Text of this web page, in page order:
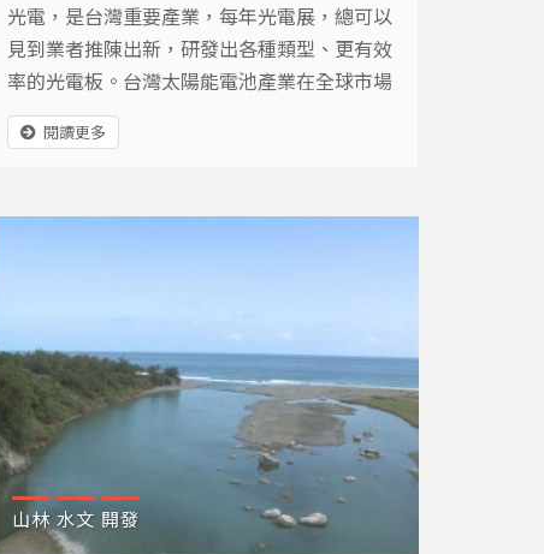
光電，是台灣重要產業，每年光電展，總可以
見到業者推陳出新，研發出各種類型、更有效
率的光電板。台灣太陽能電池產業在全球市場
排名第二，每年產量超過10GW，不過光鮮亮
麗背後，卻也潛藏環境問題。農地上的倉庫、
陳年問題如何解決？太陽光電能不能邁向真正
閱讀更多
山林 水文 開發